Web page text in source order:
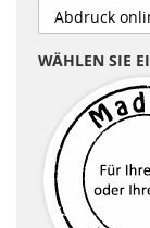
WÄHLEN SIE